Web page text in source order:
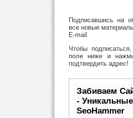
Подписавшись на
все новые
E-mail.
Чтобы
поле ниже и
подтвердить адрес!
Забиваем
-
SeoHammer